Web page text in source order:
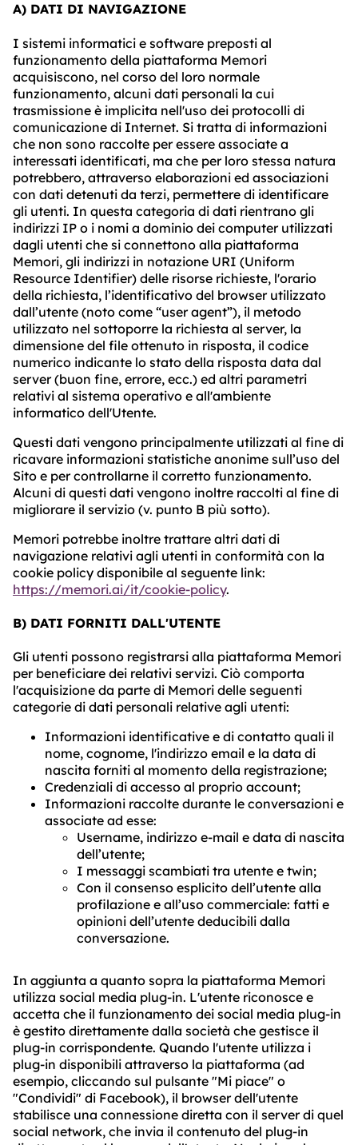
A) DATI DI NAVIGAZIONE
I sistemi informatici e software preposti al
funzionamento della piattaforma Memori
acquisiscono, nel corso del loro normale
funzionamento, alcuni dati personali la cui
trasmissione è implicita nell'uso dei protocolli di
comunicazione di Internet. Si tratta di informazioni
che non sono raccolte per essere associate a
interessati identificati, ma che per loro stessa natura
potrebbero, attraverso elaborazioni ed associazioni
con dati detenuti da terzi, permettere di identificare
gli utenti. In questa categoria di dati rientrano gli
indirizzi IP o i nomi a dominio dei computer utilizzati
dagli utenti che si connettono alla piattaforma
Memori, gli indirizzi in notazione URI (Uniform
Resource Identifier) delle risorse richieste, l'orario
della richiesta, l’identificativo del browser utilizzato
dall’utente (noto come “user agent”), il metodo
utilizzato nel sottoporre la richiesta al server, la
dimensione del file ottenuto in risposta, il codice
numerico indicante lo stato della risposta data dal
server (buon fine, errore, ecc.) ed altri parametri
relativi al sistema operativo e all'ambiente
informatico dell'Utente.
Questi dati vengono principalmente utilizzati al fine di
ricavare informazioni statistiche anonime sull’uso del
Sito e per controllarne il corretto funzionamento.
Alcuni di questi dati vengono inoltre raccolti al fine di
migliorare il servizio (v. punto B più sotto).
Memori potrebbe inoltre trattare altri dati di
navigazione relativi agli utenti in conformità con la
cookie policy disponibile al seguente link:
https://memori.ai/it/cookie-policy.
B) DATI FORNITI DALL'UTENTE
Gli utenti possono registrarsi alla piattaforma Memori
per beneficiare dei relativi servizi. Ciò comporta
l'acquisizione da parte di Memori delle seguenti
categorie di dati personali relative agli utenti:
Informazioni identificative e di contatto quali il
nome, cognome, l'indirizzo email e la data di
nascita forniti al momento della registrazione;
Credenziali di accesso al proprio account;
Informazioni raccolte durante le conversazioni e
associate ad esse:
Username, indirizzo e-mail e data di nascita
dell’utente;
I messaggi scambiati tra utente e twin;
Con il consenso esplicito dell’utente alla
profilazione e all’uso commerciale: fatti e
opinioni dell’utente deducibili dalla
conversazione.
In aggiunta a quanto sopra la piattaforma Memori
utilizza social media plug-in. L'utente riconosce e
accetta che il funzionamento dei social media plug-in
è gestito direttamente dalla società che gestisce il
plug-in corrispondente. Quando l'utente utilizza i
plug-in disponibili attraverso la piattaforma (ad
esempio, cliccando sul pulsante "Mi piace" o
"Condividi" di Facebook), il browser dell'utente
stabilisce una connessione diretta con il server di quel
social network, che invia il contenuto del plug-in